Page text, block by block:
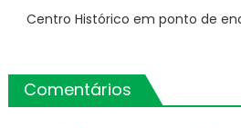
Centro Histórico em ponto de
Comentários